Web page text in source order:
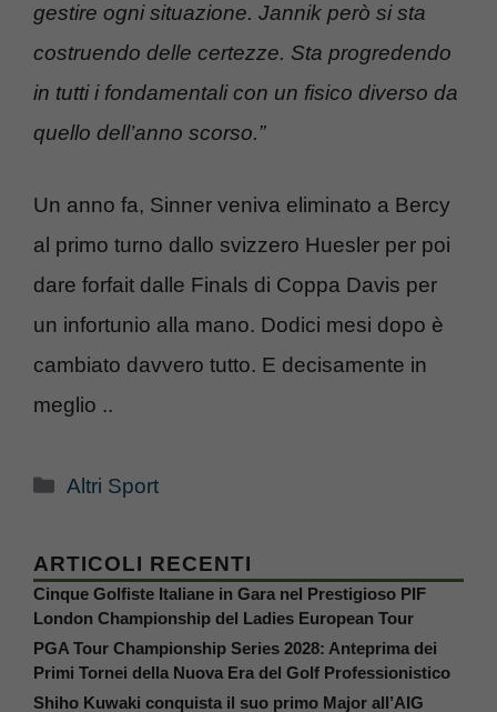
gestire ogni situazione. Jannik però si sta
costruendo delle certezze. Sta progredendo
in tutti i fondamentali con un fisico diverso da
quello dell’anno scorso.”
Un anno fa, Sinner veniva eliminato a Bercy
al primo turno dallo svizzero Huesler per poi
dare forfait dalle Finals di Coppa Davis per
un infortunio alla mano. Dodici mesi dopo è
cambiato davvero tutto. E decisamente in
meglio ..
Categorie
Altri Sport
ARTICOLI RECENTI
Cinque Golfiste Italiane in Gara nel Prestigioso PIF
London Championship del Ladies European Tour
PGA Tour Championship Series 2028: Anteprima dei
Primi Tornei della Nuova Era del Golf Professionistico
Shiho Kuwaki conquista il suo primo Major all’AIG